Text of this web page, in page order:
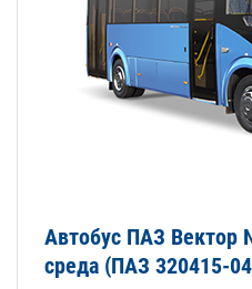
Автобус ПАЗ Вектор
среда (ПАЗ 320415-